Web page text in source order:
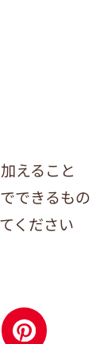
えること
できるもの
ください